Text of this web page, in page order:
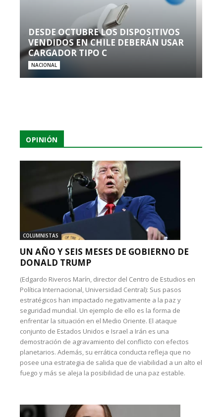
DESDE OCTUBRE LOS DISPOSITIVOS
VENDIDOS EN CHILE DEBERÁN USAR
CARGADOR TIPO C
NACIONAL
OPINIÓN
COLUMNISTAS
UN AÑO Y SEIS MESES DE GOBIERNO DE
DONALD TRUMP
(Edgardo Riveros Marín, director del Centro de Estudios en
Política Internacional, Universidad Central): Sus pasos
estratégicos han impactado negativamente a la paz y
seguridad mundial. Un ejemplo de ello es la forma de
enfrentar la situación en el Medio Oriente. El ataque
conjunto de Estados Unidos e Israel a Irán es una
demostración de agravamiento del conflicto con efectos
planetarios. Además, su errática conducta refleja que no
posee una estrategia de salida que de viabilidad a un alto el
fuego y más se aleja la posibilidad de una paz estable.